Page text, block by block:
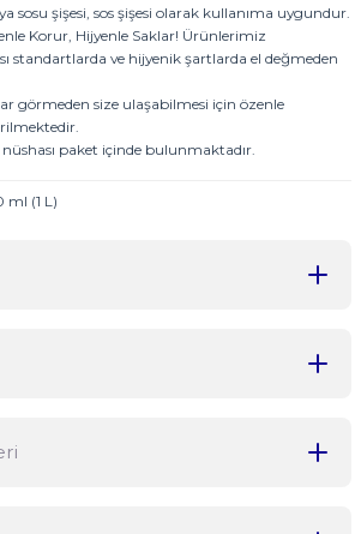
sosu şişesi, sos şişesi olarak kullanıma uygundur.
Korur, Hijyenle Saklar! Ürünlerimiz
standartlarda ve hijyenik şartlarda el değmeden
görmeden size ulaşabilmesi için özenle
paket içinde bulunmaktadır.
ml (1 L)